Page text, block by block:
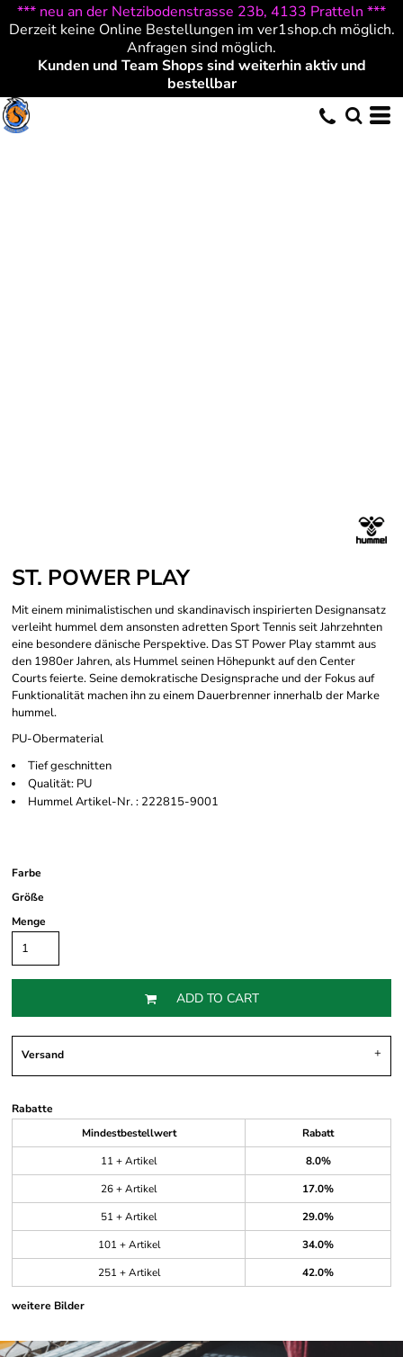
*** neu an der Netzibodenstrasse 23b, 4133 Pratteln ***
Derzeit keine Online Bestellungen im ver1shop.ch möglich.
Anfragen sind möglich.
Kunden und Team Shops sind weiterhin aktiv und
bestellbar
ST. POWER PLAY
Mit einem minimalistischen und skandinavisch inspirierten Designansatz
verleiht hummel dem ansonsten adretten Sport Tennis seit Jahrzehnten
eine besondere dänische Perspektive. Das ST Power Play stammt aus
den 1980er Jahren, als Hummel seinen Höhepunkt auf den Center
Courts feierte. Seine demokratische Designsprache und der Fokus auf
Funktionalität machen ihn zu einem Dauerbrenner innerhalb der Marke
hummel.
PU-Obermaterial
Tief geschnitten
Qualität: PU
Hummel Artikel-Nr. : 222815-9001
Farbe
Größe
Menge
ADD TO CART
Versand
Rabatte
Mindestbestellwert
Rabatt
11 + Artikel
8.0%
26 + Artikel
17.0%
51 + Artikel
29.0%
101 + Artikel
34.0%
251 + Artikel
42.0%
weitere Bilder